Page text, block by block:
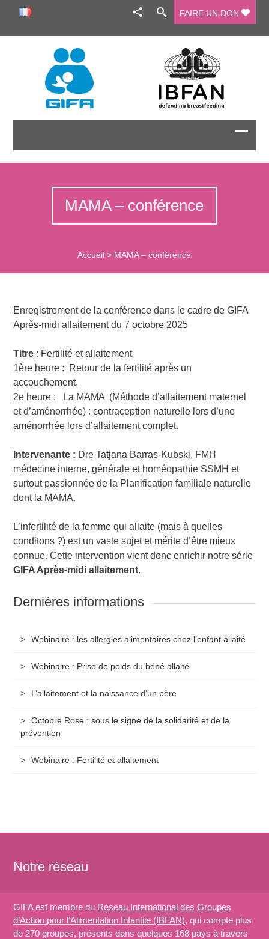
FAIRE UN DON
MAMA – conférence
Accueil > MAMA – conférence
Enregistrement de la conférence dans le cadre de GIFA
Après-midi allaitement du 7 octobre 2025
Titre : Fertilité et allaitement
1ère heure : Retour de la fertilité après un
accouchement.
2e heure : La MAMA (Méthode d’allaitement maternel
et d’aménorrhée) : contraception naturelle lors d’une
aménorrhée lors d’allaitement complet.
Intervenante : Dre Tatjana Barras-Kubski, FMH
médecine interne, générale et homéopathie SSMH et
surtout passionnée de la Planification familiale naturelle
dont la MAMA.
L’infertilité de la femme qui allaite (mais à quelles
conditons ?) est un vaste sujet et mérite d’être mieux
connue. Cette intervention vient donc enrichir notre série
GIFA Après-midi allaitement.
Dernières informations
Webinaire : les allergies alimentaires chez l’enfant allaité
Webinaire : Prise de poids du bébé allaité.
L’allaitement et la naissance d’un père
Octobre Rose : sous le signe de la solidarité et de la
prévention
Webinaire : Fertilité et allaitement
Notre réseau
GIFA est membre du Réseau International des Groupes
d’Action pour l’Alimentation Infantile (IBFAN), qui compte plus
de 270 groupes, présents dans quelques 168 pays à travers